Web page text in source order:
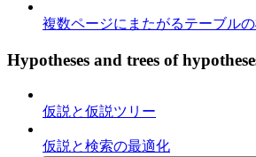
複数ページにまたがるテーブル
Hypotheses and trees of
仮説と仮説ツリー
仮説と検索の最適化